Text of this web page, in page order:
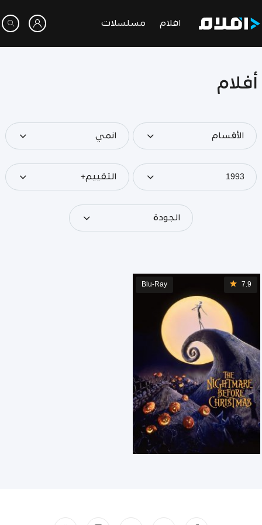
افلام مسلسلات
أفلام
الأقسام انمي
1993 التقييم+
الجودة
7.9
Blu-Ray